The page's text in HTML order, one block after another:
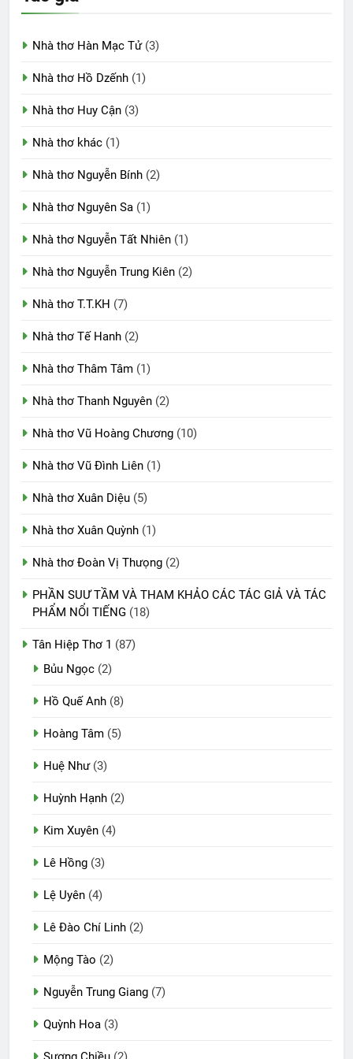
Nhà thơ Hàn Mạc Tử(3)
Nhà thơ Hồ Dzếnh (1)
Nhà thơ Huy Cận (3)
Nhà thơ khác (1)
Nhà thơ Nguyễn Bính (2)
Nhà thơ Nguyên Sa (1)
Nhà thơ Nguyễn Tất Nhiên (1)
Nhà thơ Nguyễn Trung Kiên (2)
Nhà thơ T.T.KH (7)
Nhà thơ Tế Hanh (2)
Nhà thơ Thâm Tâm (1)
Nhà thơ Thanh Nguyên (2)
Nhà thơ Vũ Hoàng Chương (10)
Nhà thơ Vũ Đình Liên (1)
Nhà thơ Xuân Diệu (5)
Nhà thơ Xuân Quỳnh (1)
Nhà thơ Đoàn Vị Thưọng (2)
PHẦN SUƯ TẦM VÀ THAM KHẢO CÁC TÁC GIẢ VÀ TÁC
PHẨM NỔI TIẾNG (18)
Tân Hiệp Thơ 1 (87)
Bủu Ngọc (2)
Hồ Quế Anh (8)
Hoàng Tâm (5)
Huệ Như(3)
Huỳnh Hạnh (2)
Kim Xuyên (4)
Lê Hồng (3)
Lệ Uyên (4)
Lê Đào Chí Linh (2)
Mộng Tào (2)
Nguyễn Trung Giang (7)
Quỳnh Hoa (3)